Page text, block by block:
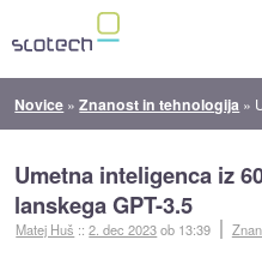
Novice »Znanost in tehnologija »
Umetna inteligenca iz
lanskega GPT-3.5
Matej Huš ::2. dec 2023ob 13:39